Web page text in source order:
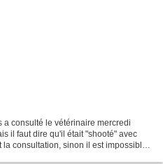
consulté le vétérinaire mercredi
il faut dire qu'il était "shooté" avec
consultation, sinon il est impossible